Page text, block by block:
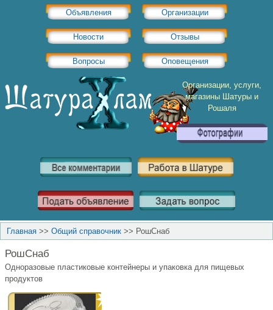
Объявления Организации
Новости Отзывы
Вопросы Оповещения
Организации, услуги,
магазины Шатуры и
Рошаля
Главная >> Общий справочник >> РошСнаб
РошСнаб
Одноразовые пластиковые контейнеры и упаковка для пищевых
продуктов